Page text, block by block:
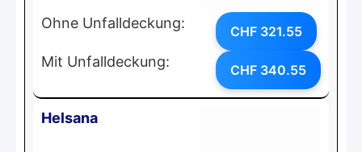
Ohne Unfalldeckung: CHF 321.55
Mit Unfalldeckung: CHF 340.55
Helsana